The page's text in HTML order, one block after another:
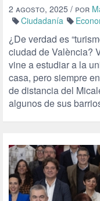
2 agosto, 2025 / por
Ciudadanía
¿De verdad es
ciudad de València?
vine a estudiar a la
casa, pero siempre
de distancia del
algunos de sus